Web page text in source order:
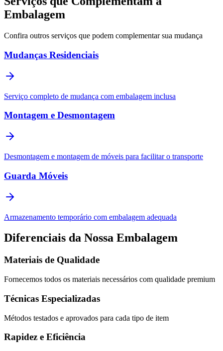
Embalagem
Confira outros serviços que podem complementar sua mudança
Mudanças Residenciais
Serviço completo de mudança com embalagem inclusa
Montagem e Desmontagem
Desmontagem e montagem de móveis para facilitar o transporte
Guarda Móveis
Armazenamento temporário com embalagem adequada
Diferenciais da Nossa Embalagem
Materiais de Qualidade
Fornecemos todos os materiais necessários com qualidade premium
Técnicas Especializadas
Métodos testados e aprovados para cada tipo de item
Rapidez e Eficiência